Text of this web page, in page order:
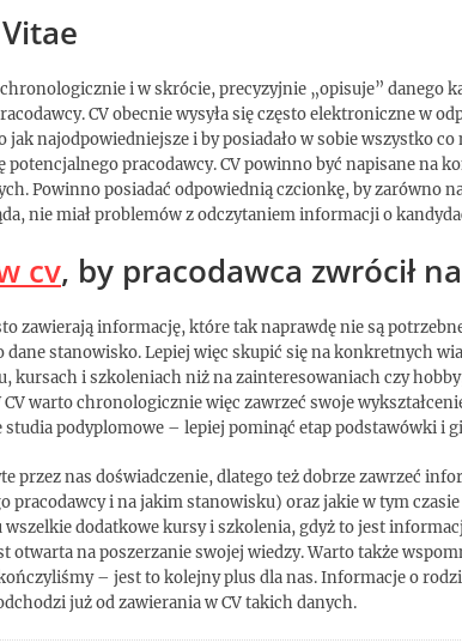
i w skrócie, precyzyjnie „opisuje” danego
CV obecnie wysyła się często elektroniczne w
jak najodpowiedniejsze i by posiadało w sobie wszystko
potencjalnego pracodawcy. CV powinno być napisane na
Powinno posiadać odpowiednią czcionkę, by zarówno
nie miał problemów z odczytaniem informacji o
cv, by pracodawca zwrócił
zawierają informację, które tak naprawdę nie są
dane stanowisko. Lepiej więc skupić się na konkretnych
kursach i szkoleniach niż na zainteresowaniach czy
CV warto chronologicznie więc zawrzeć swoje
studia podyplomowe – lepiej pominąć etap podstawówki i
przez nas doświadczenie, dlatego też dobrze zawrzeć
pracodawcy i na jakim stanowisku) oraz jakie w tym
dodatkowe kursy i szkolenia, gdyż to jest
otwarta na poszerzanie swojej wiedzy. Warto także
– jest to kolejny plus dla nas. Informacje o
już od zawierania w CV takich danych.